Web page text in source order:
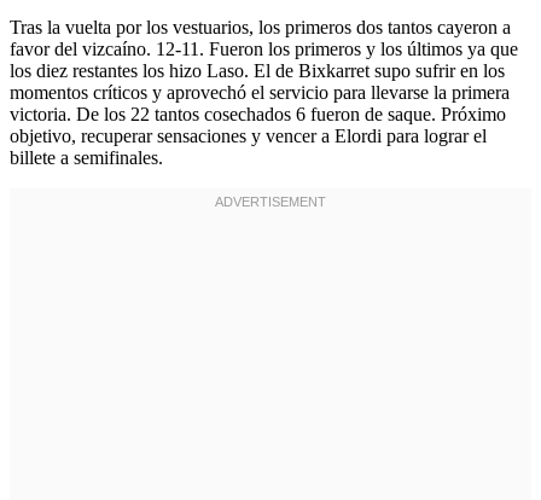
Tras la vuelta por los vestuarios, los primeros dos tantos cayeron a
favor del vizcaíno. 12-11. Fueron los primeros y los últimos ya que
los diez restantes los hizo Laso. El de Bixkarret supo sufrir en los
momentos críticos y aprovechó el servicio para llevarse la primera
victoria. De los 22 tantos cosechados 6 fueron de saque. Próximo
objetivo, recuperar sensaciones y vencer a Elordi para lograr el
billete a semifinales.